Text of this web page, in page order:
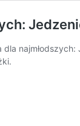
dla